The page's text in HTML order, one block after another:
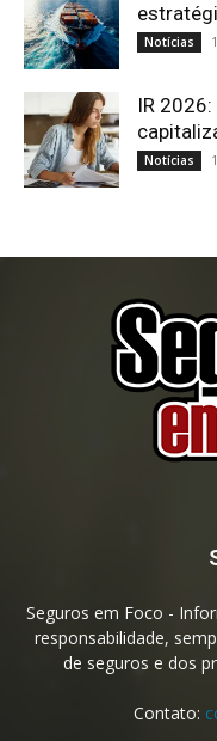
Notícias
IR
Notícias
Seguros em Foco -
responsabilidade,
de seguros e dos
Contato: